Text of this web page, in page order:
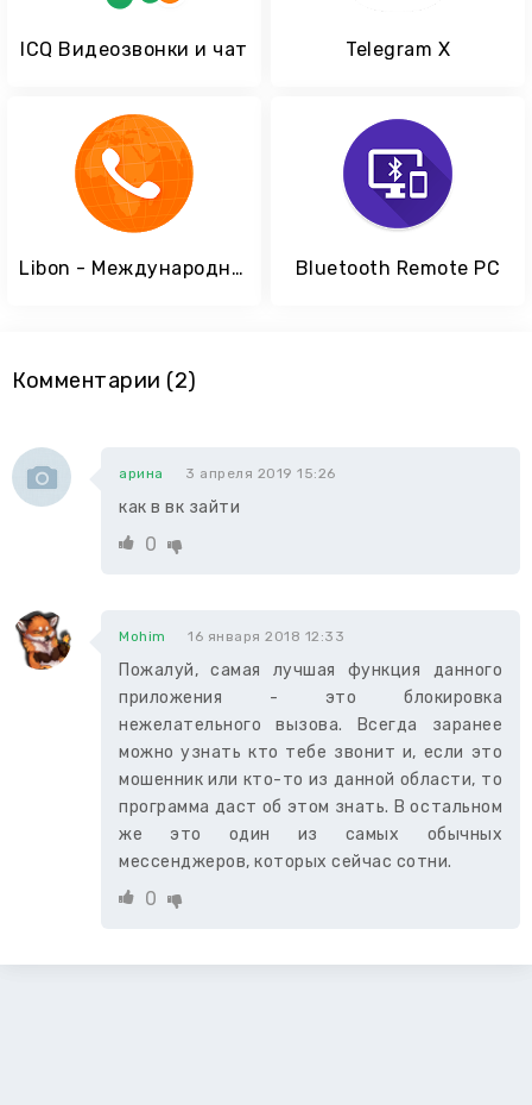
ICQ Видеозвонки и чат Telegram X
Libon - Международные звонки Bluetooth Remote PC
Комментарии (2)
арина 3 апреля 2019 15:26
как в вк зайти
0
Mohim 16 января 2018 12:33
Пожалуй, самая лучшая функция данного
приложения - это блокировка
нежелательного вызова. Всегда заранее
можно узнать кто тебе звонит и, если это
мошенник или кто-то из данной области, то
программа даст об этом знать. В остальном
же это один из самых обычных
мессенджеров, которых сейчас сотни.
0